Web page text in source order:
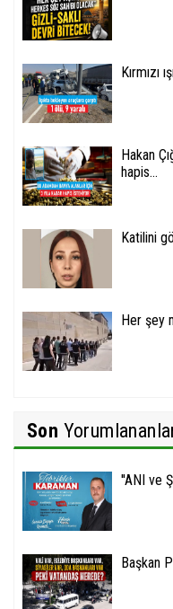
Kırmızı
Hakan
hapis...
Katilini
Her şey
Son
''ANI ve
Başkan